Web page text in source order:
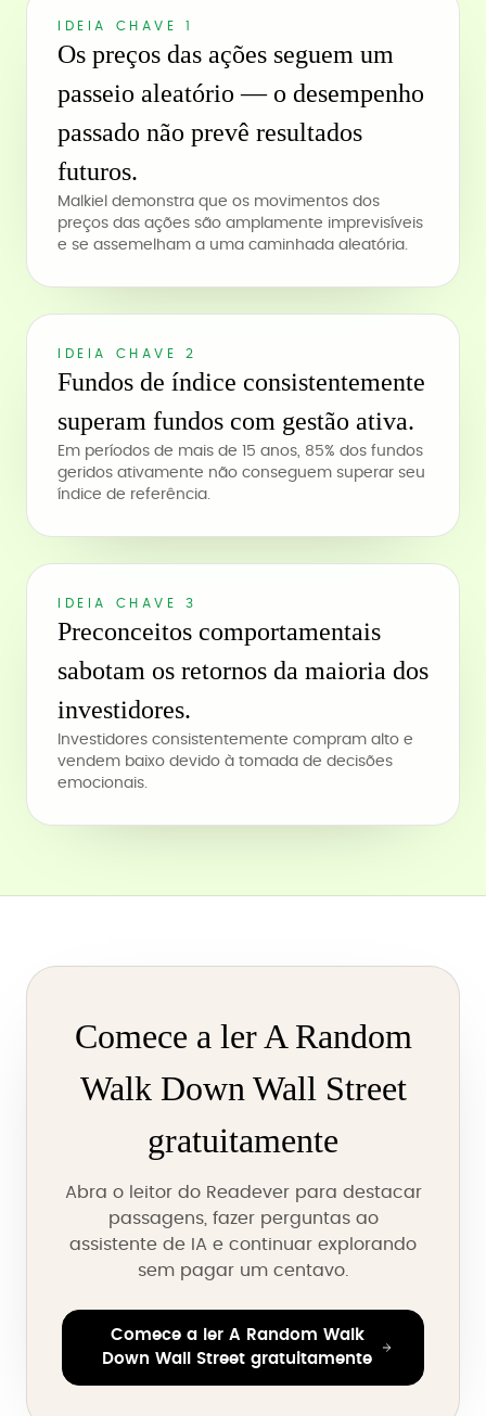
IDEIA CHAVE 1
Os preços das ações seguem um
passeio aleatório — o desempenho
passado não prevê resultados
futuros.
Malkiel demonstra que os movimentos dos
preços das ações são amplamente imprevisíveis
e se assemelham a uma caminhada aleatória.
IDEIA CHAVE 2
Fundos de índice consistentemente
superam fundos com gestão ativa.
Em períodos de mais de 15 anos, 85% dos fundos
geridos ativamente não conseguem superar seu
índice de referência.
IDEIA CHAVE 3
Preconceitos comportamentais
sabotam os retornos da maioria dos
investidores.
Investidores consistentemente compram alto e
vendem baixo devido à tomada de decisões
emocionais.
Comece a ler A Random
Walk Down Wall Street
gratuitamente
Abra o leitor do Readever para destacar
passagens, fazer perguntas ao
assistente de IA e continuar explorando
sem pagar um centavo.
Comece a ler A Random Walk
Down Wall Street gratuitamente